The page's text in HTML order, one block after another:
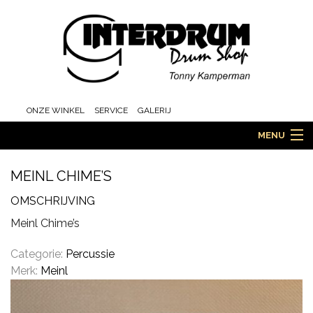
ONZE WINKEL SERVICE GALERIJ
MENU
HOME
DRUMS
MEINL CHIME’S
OMSCHRIJVING
Meinl Chime’s
Categorie: Percussie
Merk: Meinl